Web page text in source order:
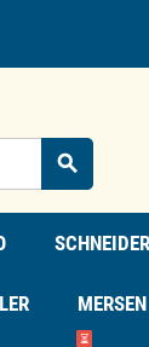
search
SCHNEIDER
MERSEN
⏳